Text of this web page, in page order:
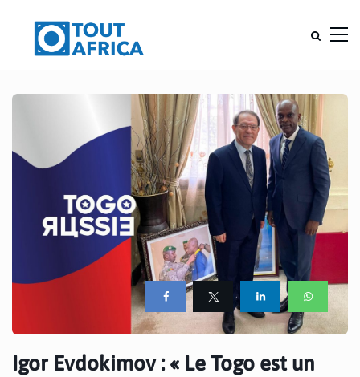
Igor Evdokimov : « Le Togo est un